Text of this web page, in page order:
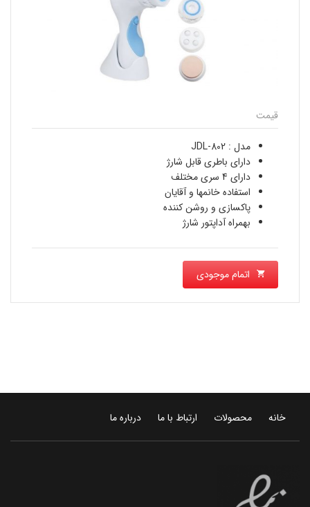
قیمت
مدل : JDL-802
دارای باطری قابل شارژ
دارای 4 سری مختلف
استفاده خانمها و آقایان
پاکسازی و روشن کننده
بهمراه آداپتور شارژ
اتمام موجودی
خانه محصولات ارتباط با ما درباره ما